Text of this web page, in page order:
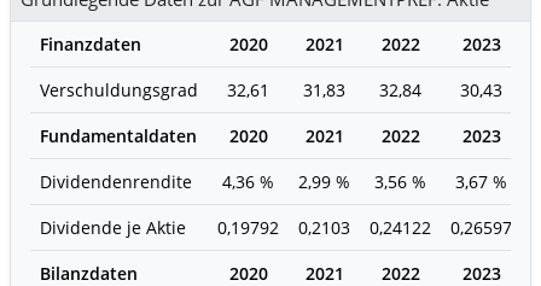
Finanzdaten 2020 2021 2022
2023
Verschuldungsgrad
32,61 31,83 32,84
30,43
Fundamentaldaten
2020 2021 2022
2023
Dividendenrendite
4,36 % 2,99 % 3,56 % 3,67 %
Dividende je Aktie
0,19792 0,2103 0,24122 0,26597
Bilanzdaten
2020 2021 2022 2023